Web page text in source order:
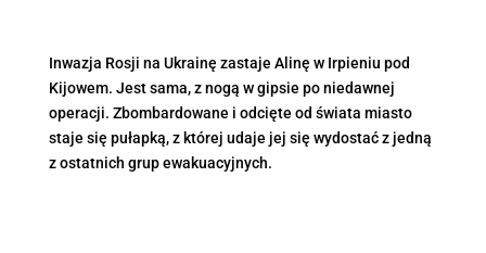
Inwazja Rosji na Ukrainę zastaje Alinę w Irpieniu pod
Kijowem. Jest sama, z nogą w gipsie po niedawnej
operacji. Zbombardowane i odcięte od świata miasto
staje się pułapką, z której udaje jej się wydostać z jedną
z ostatnich grup ewakuacyjnych.